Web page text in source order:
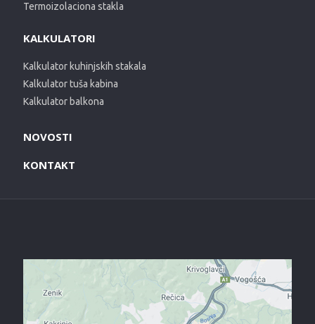
Termoizolaciona stakla
KALKULATORI
Kalkulator kuhinjskih stakala
Kalkulator tuša kabina
Kalkulator balkona
NOVOSTI
KONTAKT